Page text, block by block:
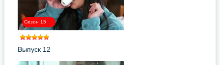
Сезон 15
Выпуск 12